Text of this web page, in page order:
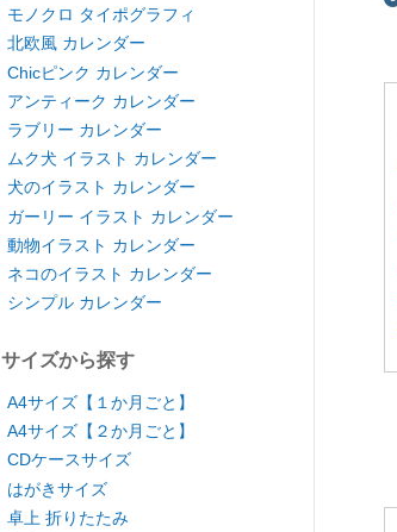
モノクロ タイポグラフィ
北欧風 カレンダー
Chicピンク カレンダー
アンティーク カレンダー
ラブリー カレンダー
ムク犬 イラスト カレンダー
犬のイラスト カレンダー
ガーリー イラスト カレンダー
動物イラスト カレンダー
ネコのイラスト カレンダー
シンプル カレンダー
サイズから探す
A4サイズ【１か月ごと】
A4サイズ【２か月ごと】
CDケースサイズ
はがきサイズ
卓上 折りたたみ